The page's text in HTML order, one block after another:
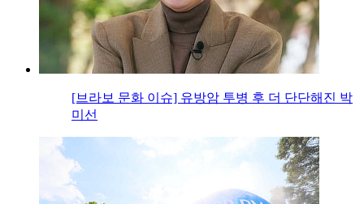
[브라보 문화 이슈] 유방암 투병 후 더 단단해진 박
미선